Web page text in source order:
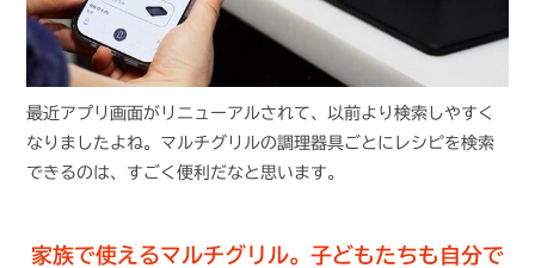
最近アプリ画面がリニューアルされて、以前より検索しやすく
なりましたよね。マルチグリルの調理器具ごとにレシピを検索
できるのは、すごく便利だなと思います。
家族で使えるマルチグリル。子どもたちも自分で